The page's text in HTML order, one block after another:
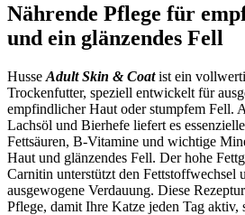
Nährende Pflege für
und ein glänzendes Fell
Husse Adult Skin & Coatist ein
Trockenfutter, speziell entwickelt für
empfindlicher Haut oder stumpfem Fell.
Lachsöl und Bierhefe liefert es
Fettsäuren, B-Vitamine und wichtige
Haut und glänzendes Fell. Der hohe
Carnitin unterstützt den Fettstoffwechsel
ausgewogene Verdauung. Diese
Pflege, damit Ihre Katze jeden Tag aktiv,